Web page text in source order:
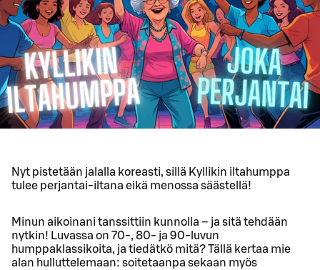
Nyt pistetään jalalla koreasti, sillä Kyllikin iltahumppa
tulee perjantai-iltana eikä menossa säästellä!
Minun aikoinani tanssittiin kunnolla – ja sitä tehdään
nytkin! Luvassa on 70-, 80- ja 90-luvun
humppaklassikoita, ja tiedätkö mitä? Tällä kertaa mie
alan hulluttelemaan: soitetaanpa sekaan myös